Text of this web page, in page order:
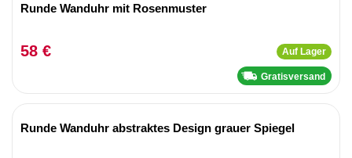
Runde Wanduhr mit Rosenmuster
58 € Auf Lager
Gratisversand
Runde Wanduhr abstraktes Design grauer Spiegel